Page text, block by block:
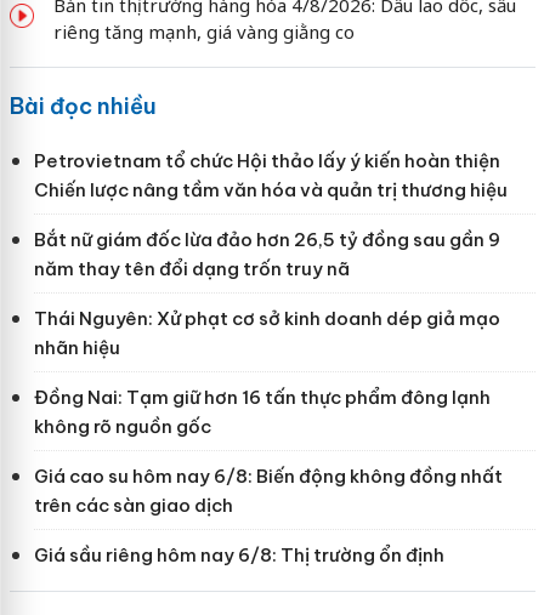
Bản tin thị trường hàng hóa 4/8/2026: Dầu lao dốc, sầu
riêng tăng mạnh, giá vàng giằng co
Bài đọc nhiều
Petrovietnam tổ chức Hội thảo lấy ý kiến hoàn thiện
Chiến lược nâng tầm văn hóa và quản trị thương hiệu
Bắt nữ giám đốc lừa đảo hơn 26,5 tỷ đồng sau gần 9
năm thay tên đổi dạng trốn truy nã
Thái Nguyên: Xử phạt cơ sở kinh doanh dép giả mạo
nhãn hiệu
Đồng Nai: Tạm giữ hơn 16 tấn thực phẩm đông lạnh
không rõ nguồn gốc
Giá cao su hôm nay 6/8: Biến động không đồng nhất
trên các sàn giao dịch
Giá sầu riêng hôm nay 6/8: Thị trường ổn định